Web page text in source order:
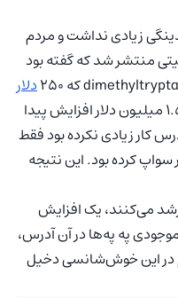
زیادی نداشت و مردم
منتشر شد که گفته بود
دلار
په په داشته حالا قیمت موجودی آن ۱.۵ میلیون دلار افزایش پیدا
کار زیادی نکرده بود فقط
توکن په په را با ۱۲۵/۰ اتر سواپ کرده بود. این نتیجه
می‌کنند، یک افزایش
په په‌ها در آن آدرس،
در این خوش‌شانسی دخیل